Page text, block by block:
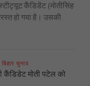
कैंडिडेंट (मोतीसिंह
हो गया है। उसकी
बिहार चुनाव
कैंडिडेट मोती पटेल को